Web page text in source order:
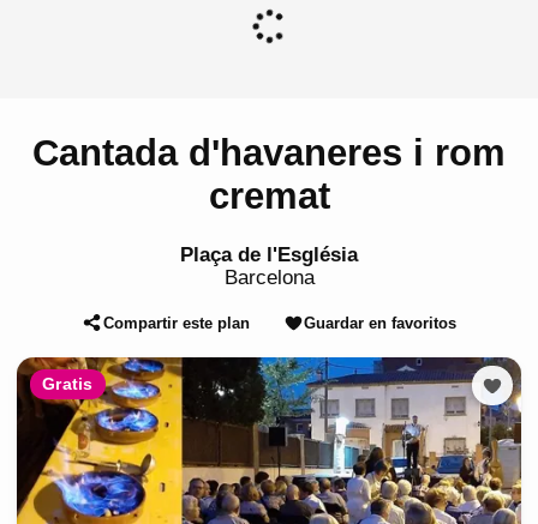
Cantada d'havaneres i rom
cremat
Plaça de l'Església
Barcelona
Compartir este plan Guardar en favoritos
Gratis